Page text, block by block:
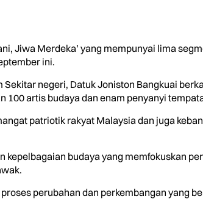
Jiwa Merdeka’ yang mempunyai lima
ini.
negeri, Datuk Joniston Bangkuai
100 artis budaya dan enam penyanyi
patriotik rakyat Malaysia dan juga
kepelbagaian budaya yang memfokuskan
perubahan dan perkembangan yang